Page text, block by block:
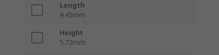
Length
4.45mm
Height
5.72mm